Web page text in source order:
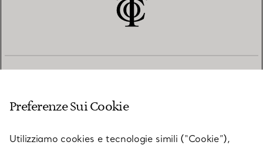
Preferenze Sui Cookie
Utilizziamo cookies e tecnologie simili (“Cookie”),